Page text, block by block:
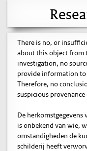
There is no, or
about this object from
investigation, no
provide information to
Therefore, no
suspicious
De
is onbekend van wie,
omstandigheden de
schilderij heeft